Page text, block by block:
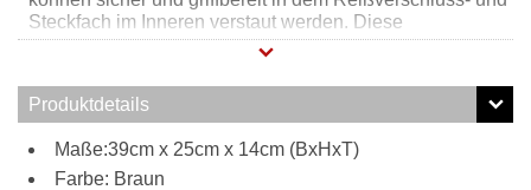
Steckfach im Inneren verstaut werden. Diese
Henkeltasche kann man dank des verstell-und
Umhängetasche umfunktionieren. Die Musterung auf der
Außenseite der Tasche macht sie zu etwas ganz
Produktdetails
Maße:39cm x 25cm x 14cm (BxHxT)
Farbe: Braun